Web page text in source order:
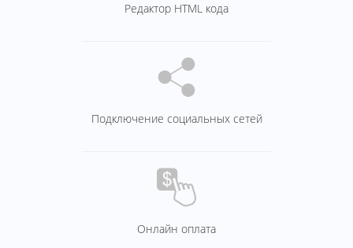
Редактор HTML кода
Подключение социальных сетей
Онлайн оплата